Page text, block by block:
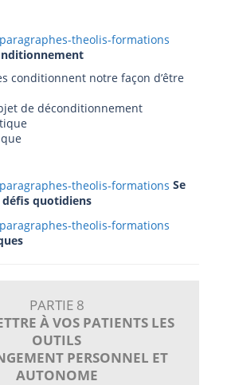
conditionnent notre façon d’être
de déconditionnement
Se
quotidiens
PARTIE 8
À VOS PATIENTS LES
OUTILS
PERSONNEL ET
AUTONOME